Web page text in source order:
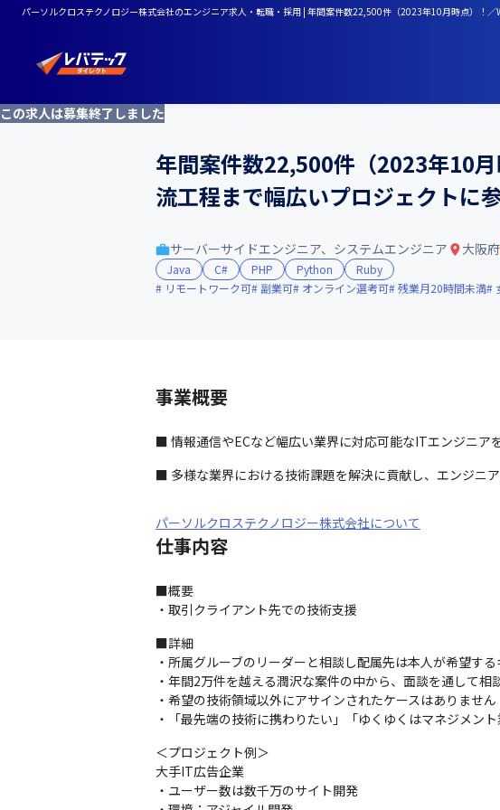
パーソルクロステクノロジー株式会社のエンジニア求人・転職・採用 | 年間案件数22,500件（2023年10月時点）！
この求人は募集終了しました
年間案件数22,500件（2023年10
流工程まで幅広いプロジェクトに
サーバーサイドエンジニア、システムエンジニア 大阪府
Java C# PHP Python
Ruby
リモートワーク可
副業可 オンライン選考可 残業月20時間未満
事業概要
■ 情報通信やECなど幅広い業界に対応可能なITエンジニア
■ 多様な業界における技術課題を解決に貢献し、エンジニ
パーソルクロステクノロジー株式会社について
仕事内容
■概要
・取引クライアント先での技術支援
■詳細
・所属グルーブのリーダーと相談し配属先は本人が希望す
・年間2万件を越える潤沢な案件の中から、面談を通して
・希望の技術領域以外にアサインされたケースはありません
・「最先端の技術に携わりたい」「ゆくゆくはマネジメン
＜プロジェクト例＞
大手IT広告企業
・ユーザー数は数千万のサイト開発